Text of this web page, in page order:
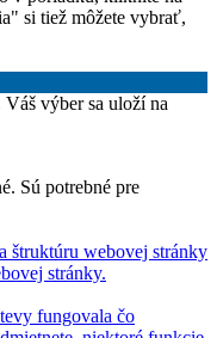
si tiež môžete vybrať,
výber sa uloží na
Sú potrebné pre
štruktúru webovej stránky
stránky.
fungovala čo